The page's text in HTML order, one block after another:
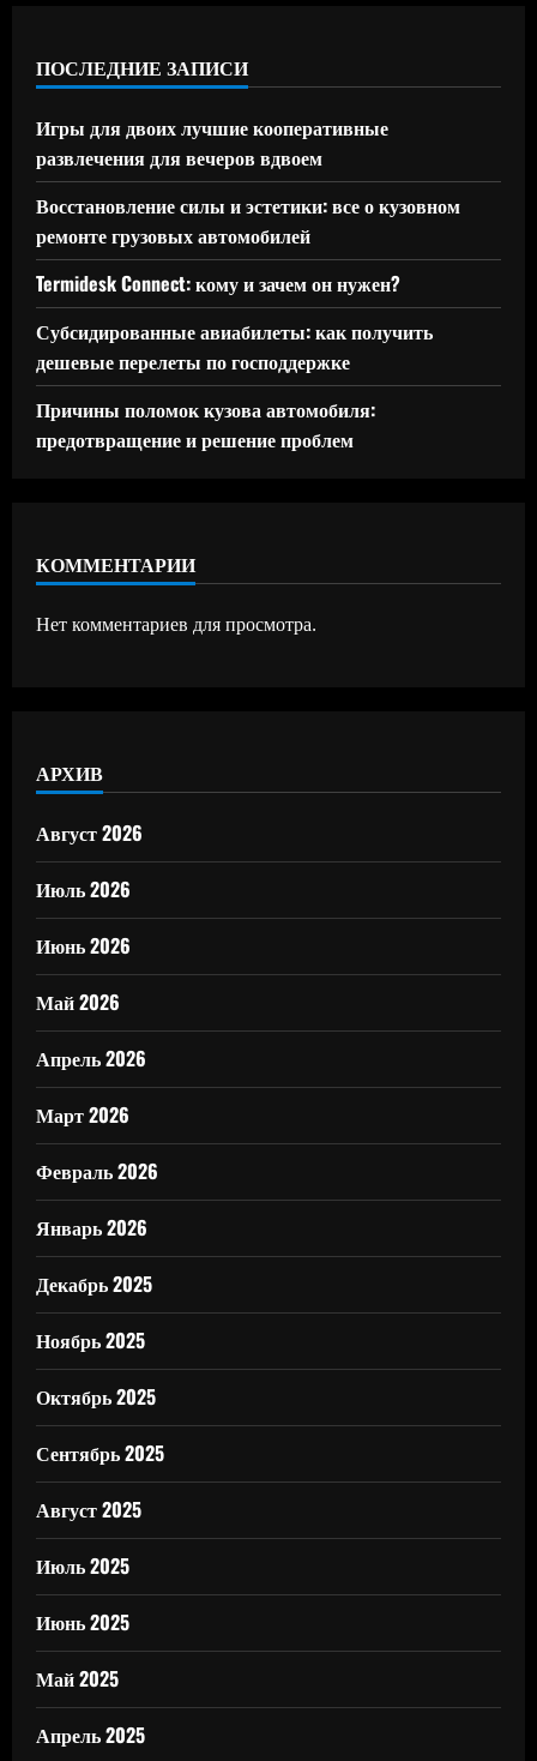
ПОСЛЕДНИЕ ЗАПИСИ
Игры для двоих лучшие кооперативные
развлечения для вечеров вдвоем
Восстановление силы и эстетики: все о кузовном
ремонте грузовых автомобилей
Termidesk Connect: кому и зачем он нужен?
Субсидированные авиабилеты: как получить
дешевые перелеты по господдержке
Причины поломок кузова автомобиля:
предотвращение и решение проблем
КОММЕНТАРИИ
Нет комментариев для просмотра.
АРХИВ
Август 2026
Июль 2026
Июнь 2026
Май 2026
Апрель 2026
Март 2026
Февраль 2026
Январь 2026
Декабрь 2025
Ноябрь 2025
Октябрь 2025
Сентябрь 2025
Август 2025
Июль 2025
Июнь 2025
Май 2025
Апрель 2025